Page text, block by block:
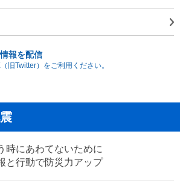
報を配信
旧Twitter）をご利用ください。
時にあわてないために
と行動で防災力アップ